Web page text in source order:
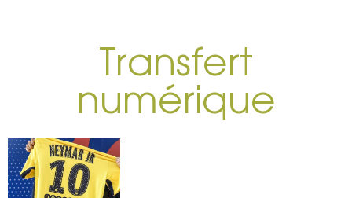
Transfert
numérique